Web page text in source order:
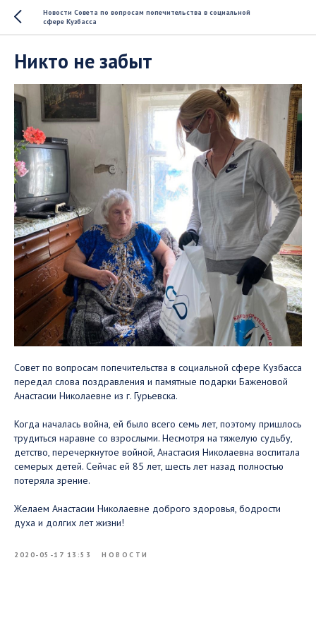
Новости Совета по вопросам попечительства в социальной
сфере Кузбасса
Никто не забыт
Совет по вопросам попечительства в социальной сфере Кузбасса
передал слова поздравления и памятные подарки Баженовой
Анастасии Николаевне из г. Гурьевска.
Когда началась война, ей было всего семь лет, поэтому пришлось
трудиться наравне со взрослыми. Несмотря на тяжелую судьбу,
детство, перечеркнутое войной, Анастасия Николаевна воспитала
семерых детей. Сейчас ей 85 лет, шесть лет назад полностью
потеряла зрение. ⠀
Желаем Анастасии Николаевне доброго здоровья, бодрости
духа и долгих лет жизни!
2020-05-17 13:53 НОВОСТИ